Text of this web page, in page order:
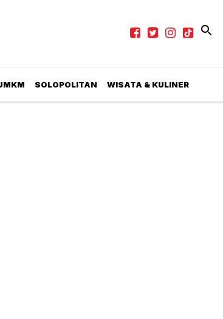
SOLOPOLITAN WISATA & KULINER